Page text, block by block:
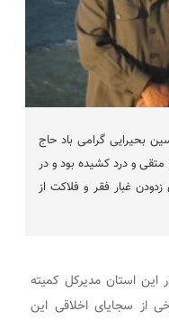
بحیرایی گرامی باد حاج
و درد کشیده بود و در
غبار فقر و فلاکت از
این استان مدیرکل کمیته
از سجایای اخلاقی این